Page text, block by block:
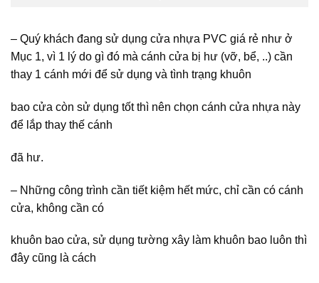
– Quý khách đang sử dụng cửa nhựa PVC giá rẻ như ở
Mục 1, vì 1 lý do gì đó mà cánh cửa bị hư (vỡ, bể, ..) cần
thay 1 cánh mới để sử dụng và tình trạng khuôn
bao cửa còn sử dụng tốt thì nên chọn cánh cửa nhựa này
để lắp thay thế cánh
đã hư.
– Những công trình cần tiết kiệm hết mức, chỉ cần có cánh
cửa, không cần có
khuôn bao cửa, sử dụng tường xây làm khuôn bao luôn thì
đây cũng là cách